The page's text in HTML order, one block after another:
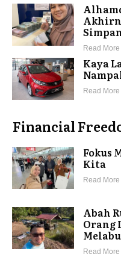
Read More
Kaya
Read More
Financial
Fokus
Kita
Read More
Abah
Orang
Read More